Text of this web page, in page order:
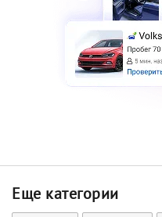
Еще категории